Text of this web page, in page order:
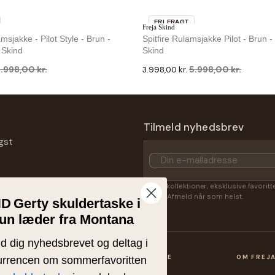
- Pilot Style - Brun -
kr.
Freja Skind
Spitfire Rulamsjakke Pilot - Brun
Skind
3.998,00 kr. 5.998,00 kr.
-33 %
IKKE PÅ LAGER
FRI FRAGT
Murphy Rulamsjakke I Pilot
Herre - Freja Skind
3.998,00 kr.5.998,00 kr.
Tilmeld nyhedsbrev
Få nye kollektioner, eksklusive
Lasse. Afmeld når som helst.
KUNDESERVICE OM FREJA
Gerty skuldertaske i
læder fra Montana
dig nyhedsbrevet og deltag i
om sommerfavoritten